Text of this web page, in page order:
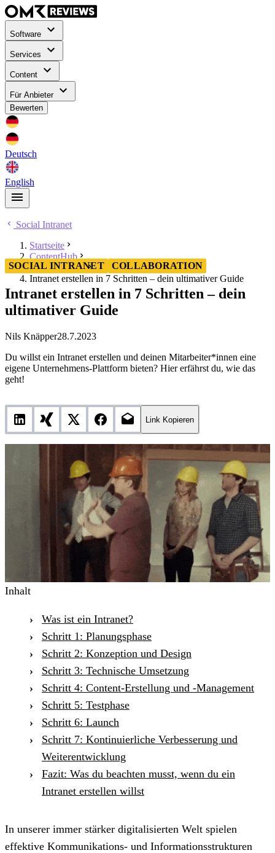
Software
Services
Content
Für Anbieter
Bewerten
Deutsch
English
Social Intranet
Startseite
ContentHub
Social Intranet
Intranet erstellen in 7 Schritten – dein ultimativer Guide
SOCIAL INTRANET COLLABORATION
Intranet erstellen in 7 Schritten – dein
ultimativer Guide
Nils Knäpper28.7.2023
Du willst ein Intranet erstellen und deinen Mitarbeiter*innen eine
eigene Unternehmens-Plattform bieten? Hier erfährst du, wie das
geht!
Link Kopieren
Inhalt
Was ist ein Intranet?
Schritt 1: Planungsphase
Schritt 2: Konzeption und Design
Schritt 3: Technische Umsetzung
Schritt 4: Content-Erstellung und -Management
Schritt 5: Testphase
Schritt 6: Launch
Schritt 7: Kontinuierliche Verbesserung und
Weiterentwicklung
Fazit: Was du beachten musst, wenn du ein
Intranet erstellen willst
In unserer immer stärker digitalisierten Welt spielen
effektive Kommunikations- und Informationsstrukturen